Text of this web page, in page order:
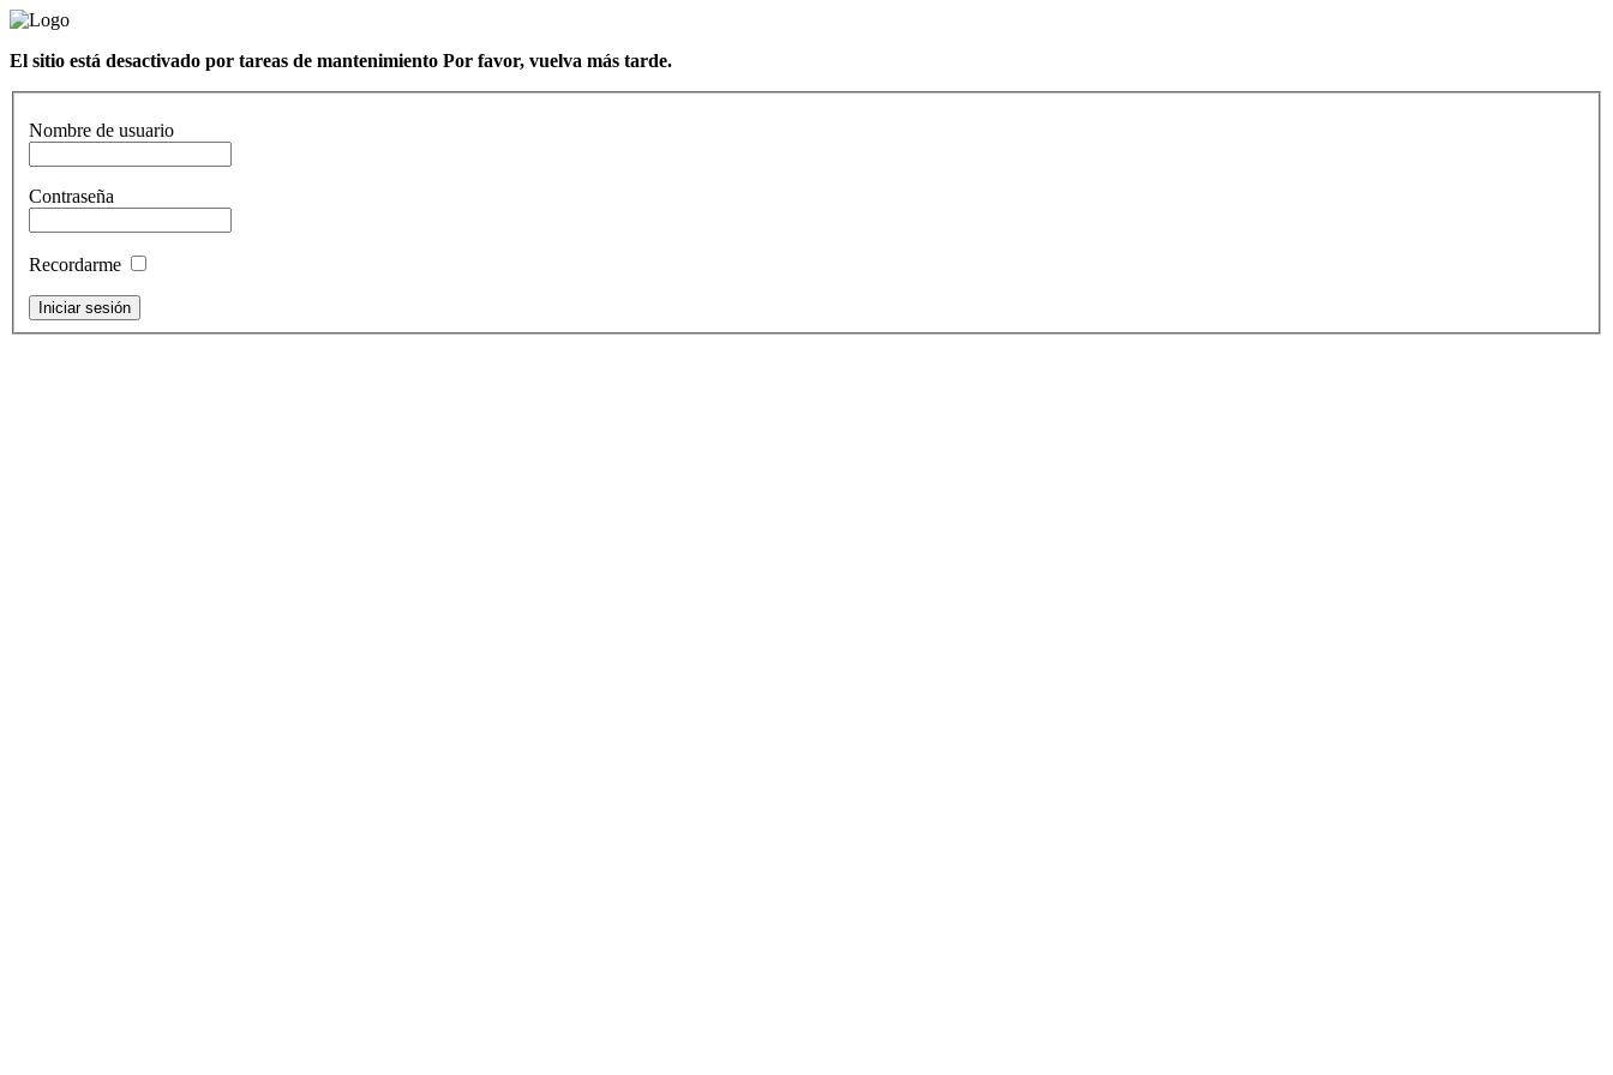
El sitio está desactivado por tareas de mantenimiento Por favor, vuelva más tarde.
Nombre de usuario
Contraseña
Recordarme